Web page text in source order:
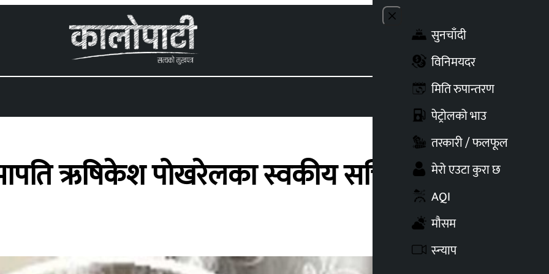
Close menu
सुनचाँदी
विनिमयदर
मिति रुपान्तरण
पेट्रोलको भाउ
तरकारी / फलफूल
मेरो एउटा कुरा छ
AQI
मौसम
स्न्याप
ऋषिकेश पोखरेलका स्वकीय सचिव पक्राउ